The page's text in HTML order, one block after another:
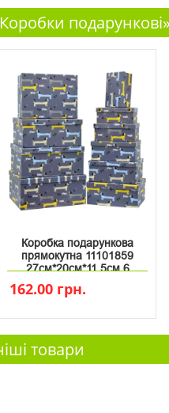
Коробка подарункова
прямокутна 11101859
27см*20см*11.5см 6
162.00 грн.
товари